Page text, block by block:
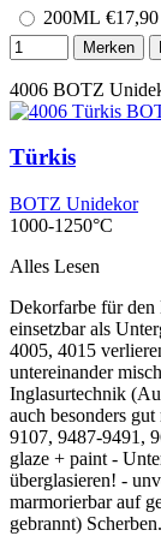
200ML €17,90
Merken
4006 BOTZ
Türkis
BOTZ Unidekor
1000-1250°C
Alles Lesen
Dekorfarbe für den
einsetzbar als
4005, 4015
untereinander
Inglasurtechnik
auch besonders
9107, 9487-9491,
glaze + paint -
überglasieren! -
marmorierbar auf
gebrannt) Scherben.